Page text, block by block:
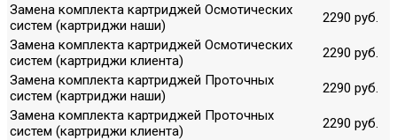
Замена комплекта картриджей Осмотических
систем (картриджи наши)
2290 руб.
Замена комплекта картриджей Осмотических
систем (картриджи клиента)
2290 руб.
Замена комплекта картриджей Проточных
систем (картриджи наши)
2290 руб.
Замена комплекта картриджей Проточных
систем (картриджи клиента)
2290 руб.